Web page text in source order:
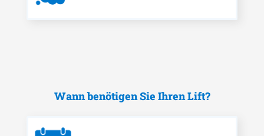
Wann benötigen Sie Ihren Lift?